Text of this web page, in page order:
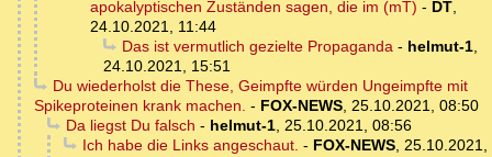
apokalyptischen Zuständen sagen, die im (mT) - DT,
24.10.2021, 11:44
Das ist vermutlich gezielte Propaganda- helmut-1,
24.10.2021, 15:51
Du wiederholst die These, Geimpfte würden Ungeimpfte mit
Spikeproteinen krank machen. - FOX-NEWS, 25.10.2021, 08:50
Da liegst Du falsch - helmut-1, 25.10.2021, 08:56
Ich habe die Links angeschaut. - FOX-NEWS, 25.10.2021,